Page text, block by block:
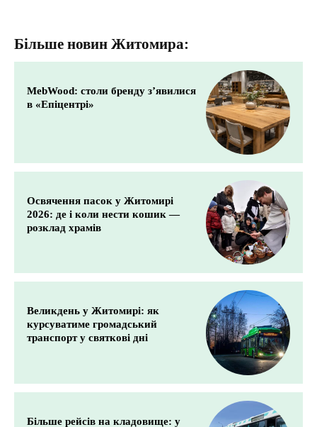
Більше новин Житомира:
MebWood: столи бренду з’явилися
в «Епіцентрі»
Освячення пасок у Житомирі
2026: де і коли нести кошик —
розклад храмів
Великдень у Житомирі: як
курсуватиме громадський
транспорт у святкові дні
Більше рейсів на кладовище: у